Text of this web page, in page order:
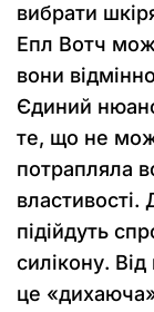
вибрати
Епл Вотч
вони
Єдиний
те, що не
потрапляла
підійдуть
силікону.
це «дихаюча»